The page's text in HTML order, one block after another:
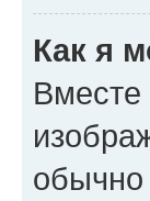
Как я
Вместе
обычно